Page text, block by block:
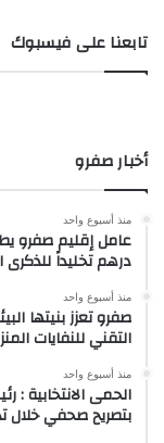
تابعنا على فيسبوك
أخبار صفرو
منذ أسبوع واحد
درهم تخليداً
منذ أسبوع واحد
صفرو تعزز بنيتها
التقني للنفايات
منذ أسبوع واحد
الحمى الانتخابية
بتصريح صحفي خلال